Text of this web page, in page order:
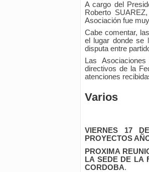
A cargo del
Roberto
Asociación fue
Cabe comentar,
el lugar donde se
disputa entre
Las
directivos de la
atenciones
Varios
VIERNES 17
PROYECTOS
PROXIMA
LA SEDE DE LA
CORDOBA.